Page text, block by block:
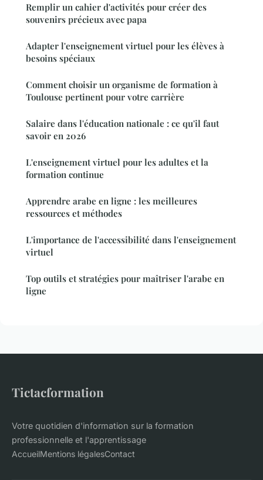
Remplir un cahier d'activités pour créer des
souvenirs précieux avec papa
Adapter l'enseignement virtuel pour les élèves à
besoins spéciaux
Comment choisir un organisme de formation à
Toulouse pertinent pour votre carrière
Salaire dans l'éducation nationale : ce qu'il faut
savoir en 2026
L'enseignement virtuel pour les adultes et la
formation continue
Apprendre arabe en ligne : les meilleures
ressources et méthodes
L'importance de l'accessibilité dans l'enseignement
virtuel
Top outils et stratégies pour maîtriser l'arabe en
ligne
Tictacformation
Votre quotidien d'information sur la formation
professionnelle et l'apprentissage
AccueilMentions légalesContact